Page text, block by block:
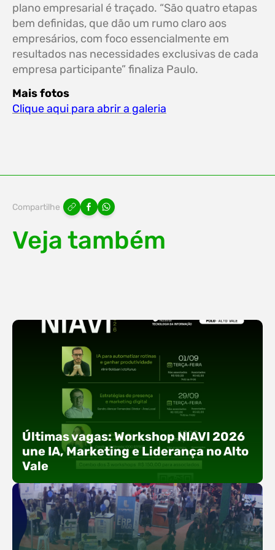
plano empresarial é traçado. “São quatro etapas
bem definidas, que dão um rumo claro aos
empresários, com foco essencialmente em
resultados nas necessidades exclusivas de cada
empresa participante” finaliza Paulo.
Mais fotos
Clique aqui para abrir a galeria
Compartilhe
Veja também
Últimas vagas: Workshop NIAVI 2026
une IA, Marketing e Liderança no Alto
Vale